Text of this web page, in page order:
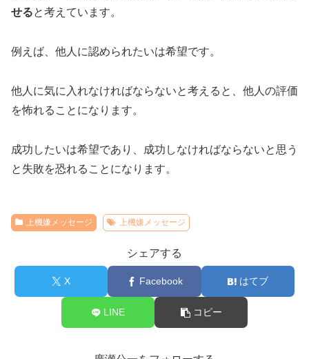
せると考えています。
例えば、他人に認められたいは希望です。
他人に気に入れなければならないと考えると、他人の評価
を怖れることになります。
成功したいは希望であり、成功しなければならないと思う
と失敗を恐れることになります。
上機嫌メッセージ 上機嫌メッセージ
シェアする
X Facebook はてブ
LINE コピー